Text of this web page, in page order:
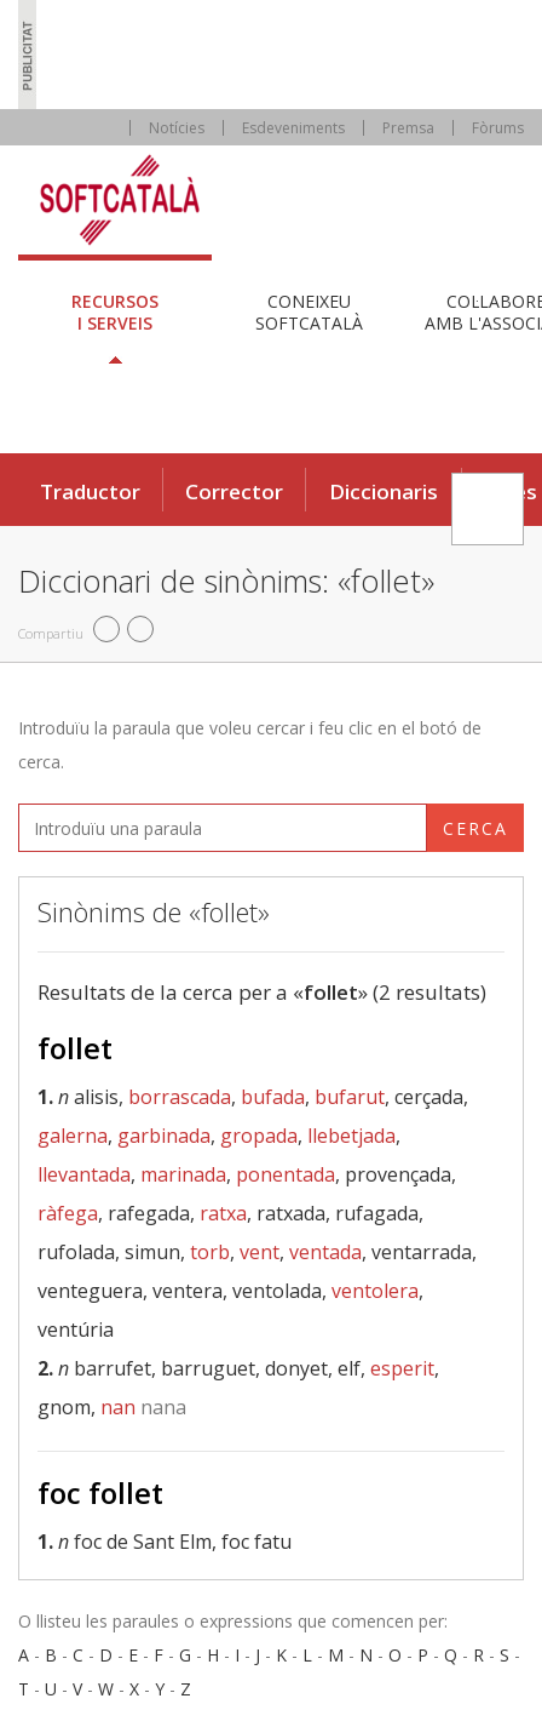
Notícies Esdeveniments Premsa Fòrums
RECURSOS
I SERVEIS
CONEIXEU
SOFTCATALÀ
AMB
Traductor Corrector Diccionaris Eines
Diccionari de sinònims: «follet»
Compartiu
Introduïu la paraula que voleu cercar i feu clic en el botó de
cerca.
CERCA
Sinònims de «follet»
Resultats de la cerca per a «follet» (2 resultats)
follet
1.nalisis, borrascada, bufada, bufarut, cerçada,
galerna, garbinada, gropada, llebetjada,
llevantada, marinada, ponentada, provençada,
ràfega, rafegada, ratxa, ratxada, rufagada,
rufolada, simun, torb, vent, ventada, ventarrada,
venteguera, ventera, ventolada, ventolera,
ventúria
2.n barrufet, barruguet, donyet, elf, esperit,
gnom, nan nana
foc follet
1.nfoc de Sant Elm, foc fatu
O llisteu les paraules o expressions que comencen per:
A - B - C - D - E - F - G - H - I - J - K - L - M - N - O - P - Q - R - S -
T - U - V- W - X - Y - Z